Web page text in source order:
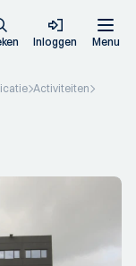
Inloggen Menu
Activiteiten